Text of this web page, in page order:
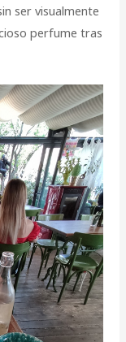
ser visualmente
perfume tras